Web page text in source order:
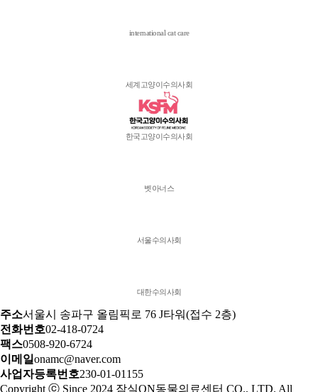
international cat care
세계고양이수의사회
한국고양이수의사회
벳아너스
서울수의사회
대한수의사회
주소서울시 송파구 올림픽로 76 J타워(접수 2층)
전화번호02-418-0724
팩스0508-920-6724
이메일onamc@naver.com
사업자등록번호230-01-01155
Copyright ⓒ Since 2024 잠실ON동물의료센터 CO., LTD. All